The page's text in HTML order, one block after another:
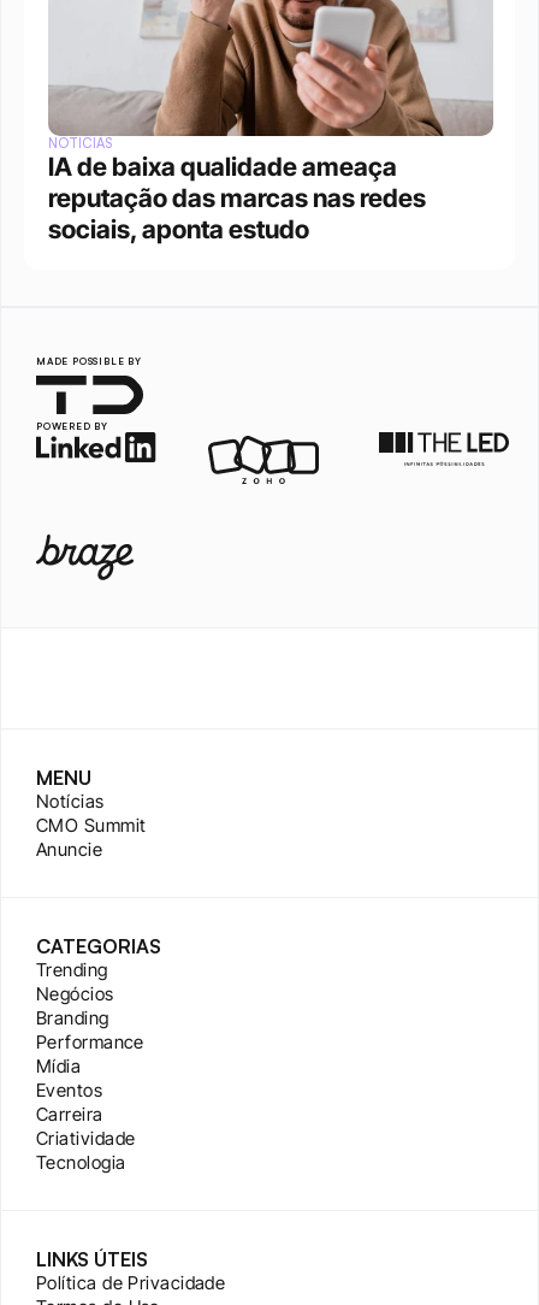
NOTÍCIAS
IA de baixa qualidade ameaça
reputação das marcas nas redes
sociais, aponta estudo
MADE POSSIBLE BY
POWERED BY
MENU
Notícias
CMO Summit
Anuncie
CATEGORIAS
Trending
Negócios
Branding
Performance
Mídia
Eventos
Carreira
Criatividade
Tecnologia
LINKS ÚTEIS
Política de Privacidade